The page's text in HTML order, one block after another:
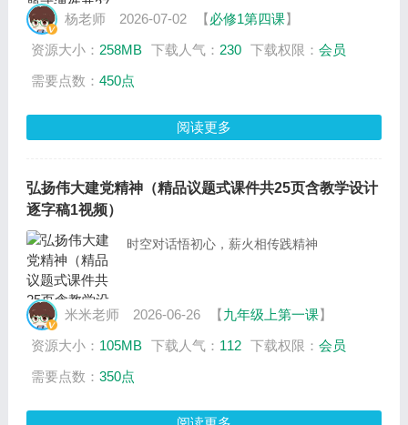
杨老师 2026-07-02 【必修1第四课】
资源大小： 258MB 下载人气： 230 下载权限： 会员
需要点数： 450点
阅读更多
弘扬伟大建党精神（精品议题式课件共25页含教学设计
逐字稿1视频）
时空对话悟初心，薪火相传践精神
米米老师 2026-06-26 【九年级上第一课】
资源大小： 105MB 下载人气： 112 下载权限： 会员
需要点数： 350点